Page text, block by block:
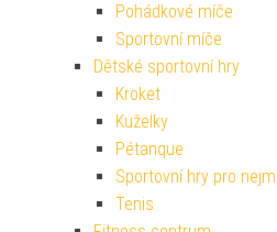
Pohádkové míče
Sportovní míče
Dětské sportovní hry
Kroket
Kuželky
Pétanque
Sportovní hry pro
Tenis